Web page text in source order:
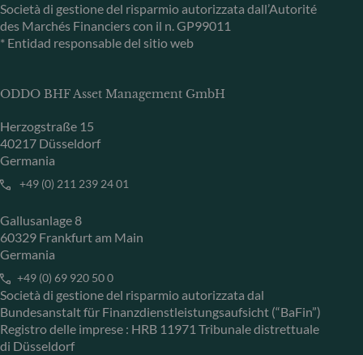
Società di gestione del risparmio autorizzata dall’Autorité
des Marchés Financiers con il n. GP99011
* Entidad responsable del sitio web
ODDO BHF Asset Management GmbH
Herzogstraße 15
40217 Düsseldorf
Germania
+49 (0) 211 239 24 01
Gallusanlage 8
60329 Frankfurt am Main
Germania
+49 (0) 69 920 50 0
Società di gestione del risparmio autorizzata dal
Bundesanstalt für Finanzdienstleistungsaufsicht (“BaFin”)
Registro delle imprese : HRB 11971 Tribunale distrettuale
di Düsseldorf